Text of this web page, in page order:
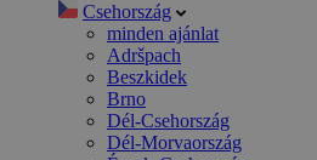
Csehország
minden ajánlat
Adršpach
Beszkidek
Brno
Dél-Csehország
Dél-Morvaország